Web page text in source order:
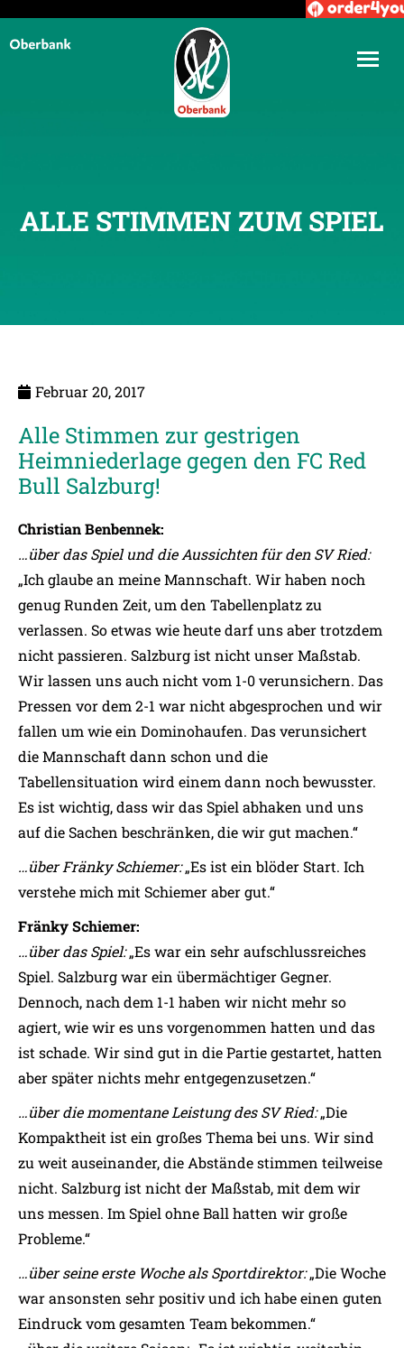
ALLE STIMMEN ZUM SPIEL
Februar 20, 2017
Alle Stimmen zur gestrigen
Heimniederlage gegen den FC Red
Bull Salzburg!
Christian Benbennek:
…über das Spiel und die Aussichten für den SV Ried:
„Ich glaube an meine Mannschaft. Wir haben noch
genug Runden Zeit, um den Tabellenplatz zu
verlassen. So etwas wie heute darf uns aber trotzdem
nicht passieren. Salzburg ist nicht unser Maßstab.
Wir lassen uns auch nicht vom 1-0 verunsichern. Das
Pressen vor dem 2-1 war nicht abgesprochen und wir
fallen um wie ein Dominohaufen. Das verunsichert
die Mannschaft dann schon und die
Tabellensituation wird einem dann noch bewusster.
Es ist wichtig, dass wir das Spiel abhaken und uns
auf die Sachen beschränken, die wir gut machen.“
…über Fränky Schiemer:„Es ist ein blöder Start. Ich
verstehe mich mit Schiemer aber gut.“
Fränky Schiemer:
…über das Spiel:„Es war ein sehr aufschlussreiches
Spiel. Salzburg war ein übermächtiger Gegner.
Dennoch, nach dem 1-1 haben wir nicht mehr so
agiert, wie wir es uns vorgenommen hatten und das
ist schade. Wir sind gut in die Partie gestartet, hatten
aber später nichts mehr entgegenzusetzen.“
…über die momentane Leistung des SV Ried:„Die
Kompaktheit ist ein großes Thema bei uns. Wir sind
zu weit auseinander, die Abstände stimmen teilweise
nicht. Salzburg ist nicht der Maßstab, mit dem wir
uns messen. Im Spiel ohne Ball hatten wir große
Probleme.“
…über seine erste Woche als Sportdirektor:„Die Woche
war ansonsten sehr positiv und ich habe einen guten
Eindruck vom gesamten Team bekommen.“